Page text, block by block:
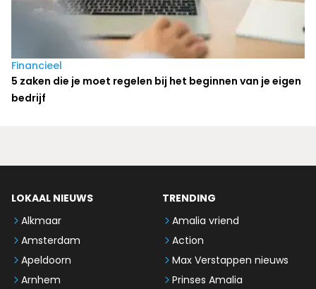
Financieel
5 zaken die je moet regelen bij het beginnen van je eigen
bedrijf
LOKAAL NIEUWS
Alkmaar
Amsterdam
Apeldoorn
Arnhem
TRENDING
Amalia vriend
Action
Max Verstappen nieuws
Prinses Amalia